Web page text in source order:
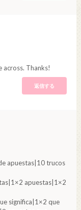
across. Thanks!
返信する
apuestas|10 trucos
apuestas|1×2
significa|1×2 que